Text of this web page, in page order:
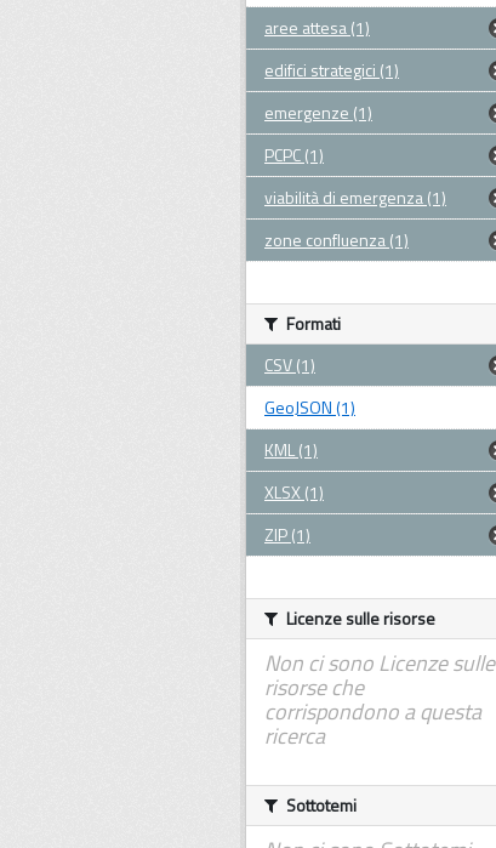
aree attesa (1)
edifici strategici (1)
emergenze (1)
PCPC (1)
viabilità di emergenza (1)
zone confluenza (1)
Formati
CSV (1)
GeoJSON (1)
KML (1)
XLSX (1)
ZIP (1)
Licenze sulle risorse
Non ci sono Licenze sulle
risorse che
corrispondono a questa
ricerca
Sottotemi